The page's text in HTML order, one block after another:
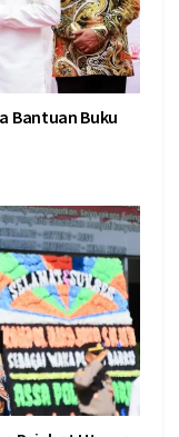
Bantuan Buku